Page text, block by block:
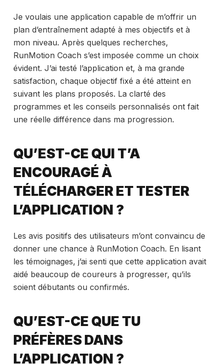
Je voulais une application capable de m’offrir un
plan d’entraînement adapté à mes objectifs et à
mon niveau. Après quelques recherches,
RunMotion Coach s’est imposée comme un choix
évident. J’ai testé l’application et, à ma grande
satisfaction, chaque objectif fixé a été atteint en
suivant les plans proposés. La clarté des
programmes et les conseils personnalisés ont fait
une réelle différence dans ma progression.
QU’EST-CE QUI T’A
ENCOURAGÉ À
TÉLÉCHARGER ET TESTER
L’APPLICATION ?
Les avis positifs des utilisateurs m’ont convaincu de
donner une chance à RunMotion Coach. En lisant
les témoignages, j’ai senti que cette application avait
aidé beaucoup de coureurs à progresser, qu’ils
soient débutants ou confirmés.
QU’EST-CE QUE TU
PRÉFÈRES DANS
L’APPLICATION ?